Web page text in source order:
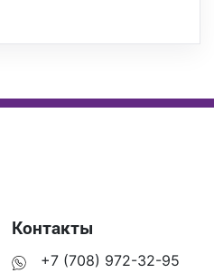
Контакты
+7 (708) 972-32-95